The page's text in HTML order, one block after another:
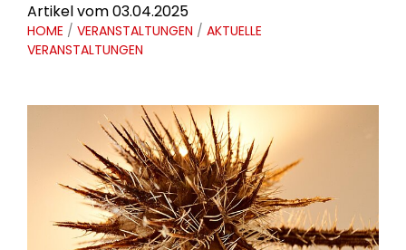
Artikel vom 03.04.2025
HOME / VERANSTALTUNGEN / AKTUELLE
VERANSTALTUNGEN